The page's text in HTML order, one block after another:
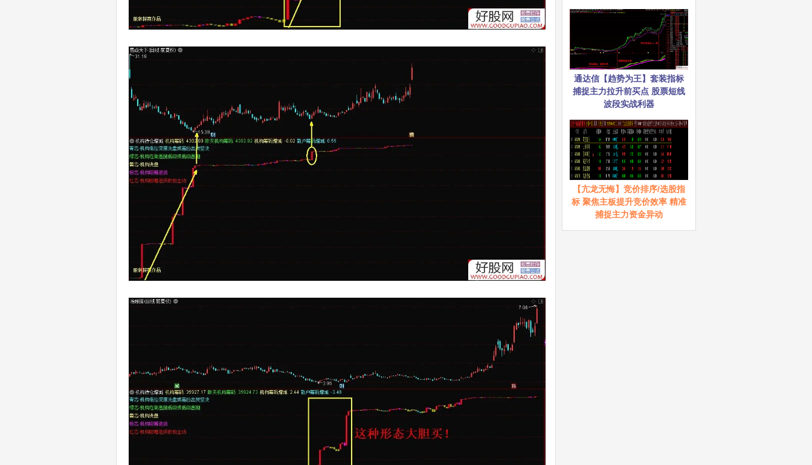
通达信【趋势为王】套装指标
捕捉主力拉升前买点 股票短线
波段实战利器
【亢龙无悔】竞价排序/选股指
标 聚焦主板提升竞价效率 精准
捕捉主力资金异动